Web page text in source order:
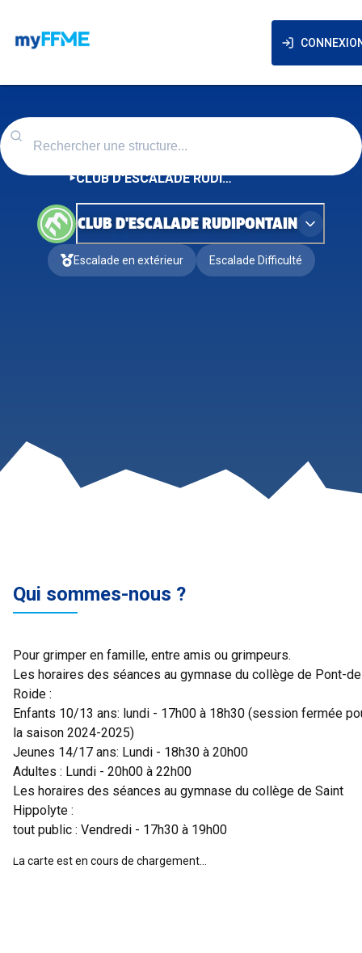
CLUB D'ESCALADE RUDIPONTAIN
CLUB D'ESCALADE RUDIPONTAIN
Escalade en extérieur Escalade Difficulté
Qui sommes-nous ?
Pour grimper en famille, entre amis ou grimpeurs.
Les horaires des séances au gymnase du collège de Pont-
Roide :
Enfants 10/13 ans: lundi - 17h00 à 18h30 (session fermée
la saison 2024-2025)
Jeunes 14/17 ans: Lundi - 18h30 à 20h00
Adultes : Lundi - 20h00 à 22h00
Les horaires des séances au gymnase du collège de Saint
Hippolyte :
tout public : Vendredi - 17h30 à 19h00
La carte est en cours de chargement...